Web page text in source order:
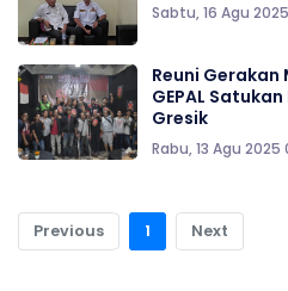
Sabtu, 16 Agu
Reuni Gerakan
GEPAL
Gresik
Rabu, 13 Agu 2025
Previous 1 Next